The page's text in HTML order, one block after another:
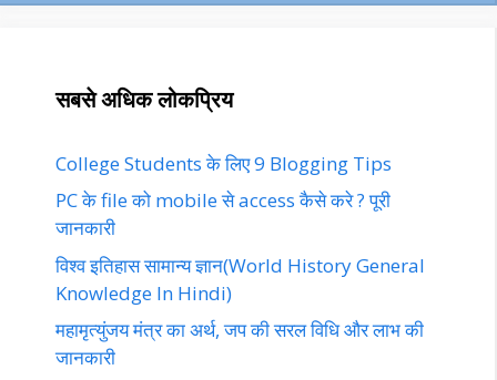
सबसे अधिक लोकप्रिय
College Students के लिए 9 Blogging Tips
PC के file को mobile से access कैसे करे ? पूरी
जानकारी
विश्व इतिहास सामान्य ज्ञान(World History General
Knowledge In Hindi)
महामृत्युंजय मंत्र का अर्थ, जप की सरल विधि और लाभ की
जानकारी